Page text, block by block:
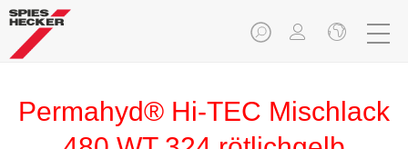
Permahyd® Hi-TEC Mischlack